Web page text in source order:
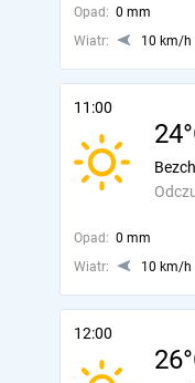
Opad: 0 mm
Wiatr:
10 km/h
11:00
Opad: 0 mm
Wiatr:
10 km/h
12:00